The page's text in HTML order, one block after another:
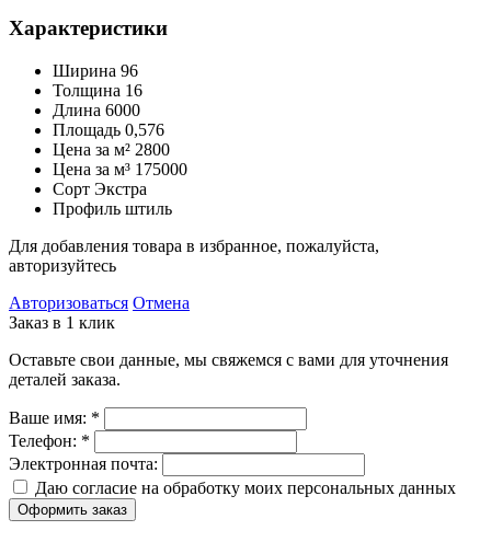
Характеристики
Ширина 96
Толщина 16
Длина 6000
Площадь 0,576
Цена за м² 2800
Цена за м³ 175000
Сорт Экстра
Профиль штиль
Для добавления товара в избранное, пожалуйста,
авторизуйтесь
Авторизоваться Отмена
Заказ в 1 клик
Оставьте свои данные, мы свяжемся с вами для уточнения
деталей заказа.
Ваше имя: *
Телефон: *
Электронная почта:
Даю согласие на обработку моих персональных данных
Оформить заказ